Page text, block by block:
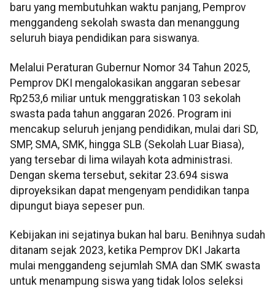
baru yang membutuhkan waktu panjang, Pemprov
menggandeng sekolah swasta dan menanggung
seluruh biaya pendidikan para siswanya.
Melalui Peraturan Gubernur Nomor 34 Tahun 2025,
Pemprov DKI mengalokasikan anggaran sebesar
Rp253,6 miliar untuk menggratiskan 103 sekolah
swasta pada tahun anggaran 2026. Program ini
mencakup seluruh jenjang pendidikan, mulai dari SD,
SMP, SMA, SMK, hingga SLB (Sekolah Luar Biasa),
yang tersebar di lima wilayah kota administrasi.
Dengan skema tersebut, sekitar 23.694 siswa
diproyeksikan dapat mengenyam pendidikan tanpa
dipungut biaya sepeser pun.
Kebijakan ini sejatinya bukan hal baru. Benihnya sudah
ditanam sejak 2023, ketika Pemprov DKI Jakarta
mulai menggandeng sejumlah SMA dan SMK swasta
untuk menampung siswa yang tidak lolos seleksi